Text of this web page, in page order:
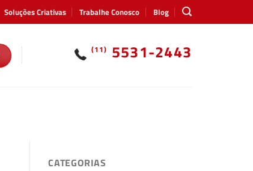
Soluções Criativas Trabalhe Conosco Blog
(11) 5531-2443
CATEGORIAS